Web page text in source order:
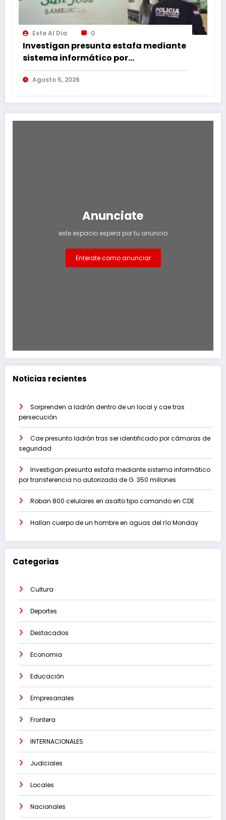
Este Al Día 0
Investigan presunta estafa mediante
sistema informático por
transferencia no autorizada de G. 350
millones
Agosto 5, 2026
Anunciate
este espacio espera por tu anuncio
Enterate como anunciar
Noticias recientes
Sorprenden a ladrón dentro de un local y cae tras
persecución
Cae presunto ladrón tras ser identificado por cámaras de
seguridad
Investigan presunta estafa mediante sistema informático
por transferencia no autorizada de G. 350 millones
Roban 800 celulares en asalto tipo comando en CDE
Hallan cuerpo de un hombre en aguas del río Monday
Categorias
Cultura
Deportes
Destacados
Economia
Educación
Empresariales
Frontera
INTERNACIONALES
Judiciales
Locales
Nacionales